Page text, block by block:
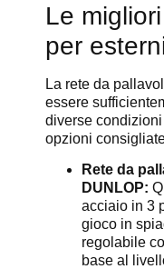
Le
per
La rete da
essere
diverse
opzioni
Rete da
DUNLOP:
acciaio in 3
gioco in
regolabile
base al